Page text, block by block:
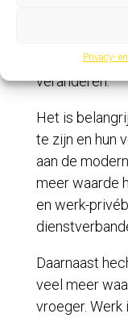
Privacy-
tot aan hun
is dat
veranderen.
Het is
te zijn en hun
aan de
meer waarde
en werk-
Daarnaast
veel meer
vroeger. Werk